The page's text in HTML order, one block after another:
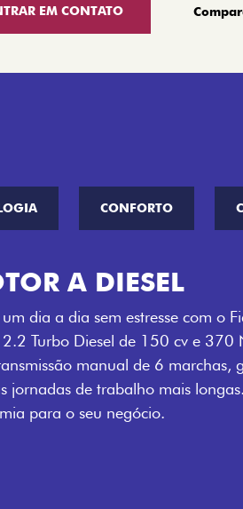
EM CONTATO
CONFORTO
A DIESEL
um dia a dia sem estresse com o
Turbo Diesel de 150 cv e 370
manual de 6 marchas,
jornadas de trabalho mais
para o seu negócio.